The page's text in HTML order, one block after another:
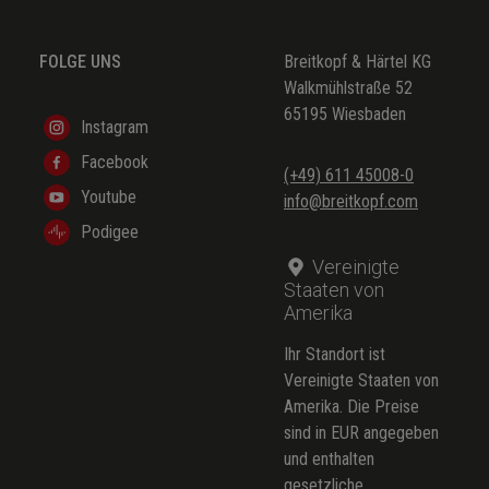
FOLGE UNS
Instagram
Facebook
Youtube
Podigee
Breitkopf & Härtel KG
Walkmühlstraße 52
65195 Wiesbaden
(+49) 611 45008-0
info@breitkopf.com
Vereinigte
Staaten von
Amerika
Ihr Standort ist
Vereinigte Staaten von
Amerika. Die Preise
sind in EUR angegeben
und enthalten